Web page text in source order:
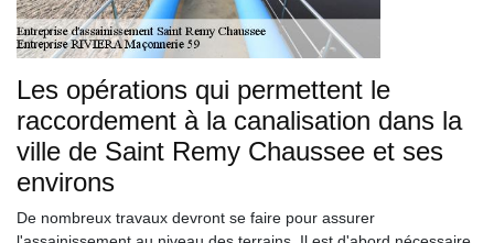
Les opérations qui permettent le
raccordement à la canalisation dans la
ville de Saint Remy Chaussee et ses
environs
De nombreux travaux devront se faire pour assurer